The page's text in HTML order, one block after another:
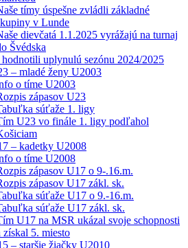
tímy úspešne zvládli základné
v Lunde
dievčatá 1.1.2025 vyrážajú na turnaj
Švédska
hodnotili uplynulú sezónu 2024/2025
– mladé ženy U2003
o tíme U2003
zápasov U23
súťaže 1. ligy
U23 vo finále 1. ligy podľahol
– kadetky U2008
o tíme U2008
zápasov U17 o 9-.16.m.
zápasov U17 zákl. sk.
súťaže U17 o 9.-16.m.
súťaže U17 zákl. sk.
U17 na MSR ukázal svoje schopnosti
získal 5. miesto
– staršie žiačky U2010